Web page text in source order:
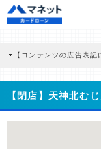
【コンテンツの広告表記
商品を根拠なくPRするも
どに基づき、公平性を担
>提携企業一覧
【閉店】天神北む